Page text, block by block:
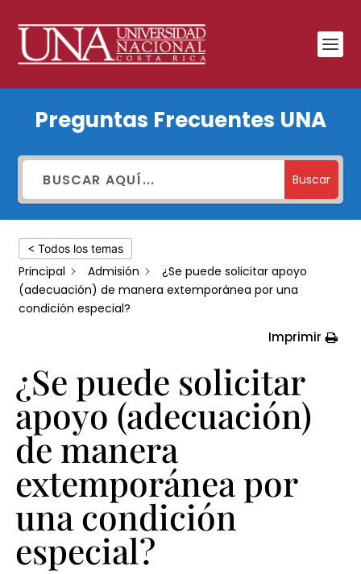
puede
solicitar
apoyo
(adecuación)
de
manera
extemporánea
por
condición
especial?
Preguntas Frecuentes UNA
Buscar
< Todos los temas
Principal Admisión
¿Se puede solicitar apoyo
(adecuación) de manera extemporánea por una
condición especial?
Imprimir
¿Se puede solicitar
apoyo (adecuación)
de manera
extemporánea por
una condición
especial?